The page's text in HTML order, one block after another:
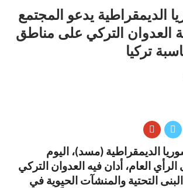
الديمقراطية يدعو المجتمع
العدوان التركي على مناطق
تركيا
الديمقراطية (مسد)، اليوم
إلى الرأي العام، أدان فيه العدوان التركي
التحتية والمنشآت الحيوية في